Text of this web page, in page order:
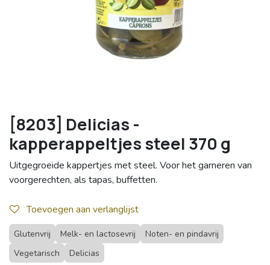
[8203] Delicias -
kapperappeltjes steel 370 g
Uitgegroeide kappertjes met steel. Voor het garneren van
voorgerechten, als tapas, buffetten.
Toevoegen aan verlanglijst
Glutenvrij Melk- en lactosevrij
Noten- en pindavrij
Vegetarisch
Delicias